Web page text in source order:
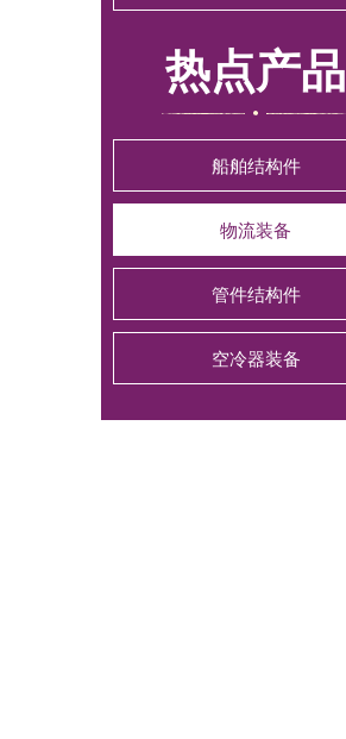
热点产品
船舶结构件
物流装备
管件结构件
空冷器装备